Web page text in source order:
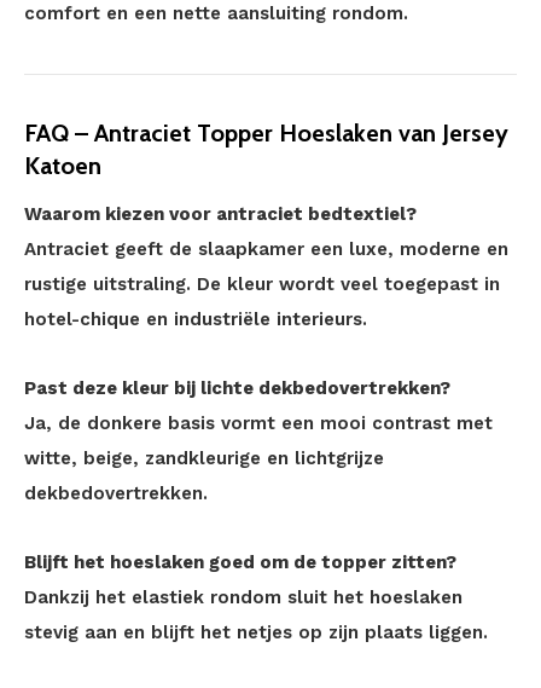
comfort en een nette aansluiting rondom.
FAQ – Antraciet Topper Hoeslaken van Jersey
Katoen
Waarom kiezen voor antraciet bedtextiel?
Antraciet geeft de slaapkamer een luxe, moderne en
rustige uitstraling. De kleur wordt veel toegepast in
hotel-chique en industriële interieurs.
Past deze kleur bij lichte dekbedovertrekken?
Ja, de donkere basis vormt een mooi contrast met
witte, beige, zandkleurige en lichtgrijze
dekbedovertrekken.
Blijft het hoeslaken goed om de topper zitten?
Dankzij het elastiek rondom sluit het hoeslaken
stevig aan en blijft het netjes op zijn plaats liggen.